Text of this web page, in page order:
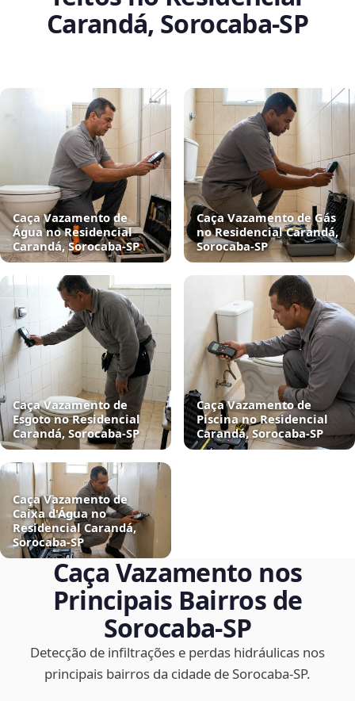
Carandá, Sorocaba‑SP
Caça Vazamento de
Água no Residencial
Carandá, Sorocaba‑SP
Caça Vazamento de Gás
no Residencial Carandá,
Sorocaba‑SP
Caça Vazamento de
Esgoto no Residencial
Carandá, Sorocaba‑SP
Caça Vazamento de
Piscina no Residencial
Carandá, Sorocaba‑SP
Caça Vazamento de
Caixa d'Água no
Residencial Carandá,
Sorocaba‑SP
Caça Vazamento nos
Principais Bairros de
Sorocaba‑SP
Detecção de infiltrações e perdas hidráulicas nos
principais bairros da cidade de Sorocaba‑SP.